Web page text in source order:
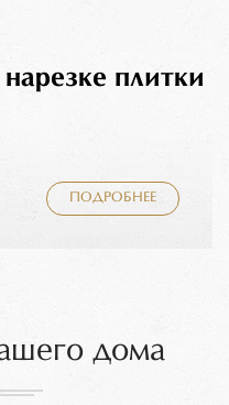
плитки
ПОДРОБНЕЕ
дома